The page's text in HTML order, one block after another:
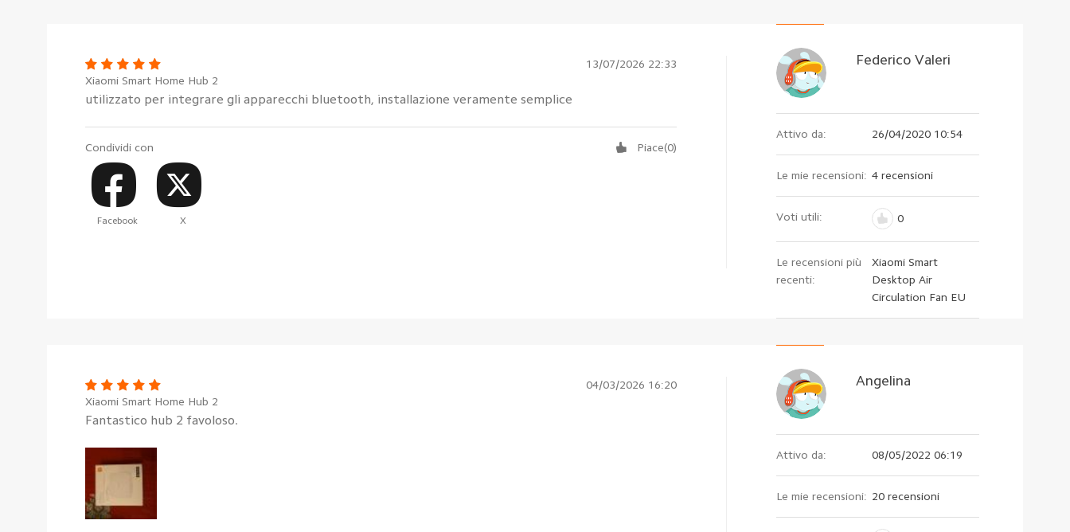
13/07/2026 22:33
Xiaomi Smart Home Hub 2
utilizzato per integrare gli apparecchi bluetooth, installazione veramente semplice
Condividi con
Facebook X
Piace(0)
Federico Valeri
Attivo da: 26/04/2020 10:54
Le mie recensioni: 4 recensioni
Voti utili: 0
Le recensioni più
recenti:
Xiaomi Smart
Desktop Air
Circulation Fan EU
04/03/2026 16:20
Xiaomi Smart Home Hub 2
Fantastico hub 2 favoloso.
Angelina
Attivo da: 08/05/2022 06:19
Le mie recensioni: 20 recensioni